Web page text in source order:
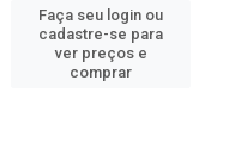
Faça seu login ou
cadastre-se para
ver preços e
comprar